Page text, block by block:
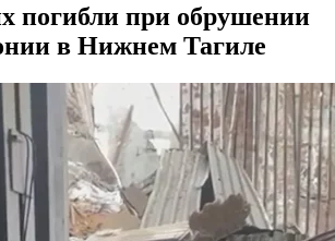
погибли при обрушении
в Нижнем Тагиле